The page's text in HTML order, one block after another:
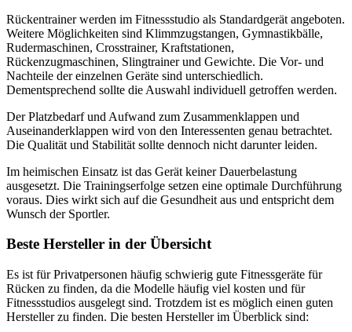
Rückentrainer werden im Fitnessstudio als Standardgerät angeboten.
Weitere Möglichkeiten sind Klimmzugstangen, Gymnastikbälle,
Rudermaschinen, Crosstrainer, Kraftstationen,
Rückenzugmaschinen, Slingtrainer und Gewichte. Die Vor- und
Nachteile der einzelnen Geräte sind unterschiedlich.
Dementsprechend sollte die Auswahl individuell getroffen werden.
Der Platzbedarf und Aufwand zum Zusammenklappen und
Auseinanderklappen wird von den Interessenten genau betrachtet.
Die Qualität und Stabilität sollte dennoch nicht darunter leiden.
Im heimischen Einsatz ist das Gerät keiner Dauerbelastung
ausgesetzt. Die Trainingserfolge setzen eine optimale Durchführung
voraus. Dies wirkt sich auf die Gesundheit aus und entspricht dem
Wunsch der Sportler.
Beste Hersteller in der Übersicht
Es ist für Privatpersonen häufig schwierig gute Fitnessgeräte für
Rücken zu finden, da die Modelle häufig viel kosten und für
Fitnessstudios ausgelegt sind. Trotzdem ist es möglich einen guten
Hersteller zu finden. Die besten Hersteller im Überblick sind: